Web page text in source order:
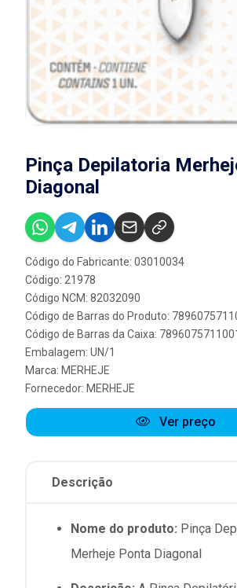
Pinça Depilatoria
Diagonal
Código do Fabricante: 03010034
Código: 21978
Código NCM: 82032090
Código de Barras do Produto:
Código de Barras da Caixa:
Embalagem: UN/1
Marca: MERHEJE
Fornecedor: MERHEJE
Ver preço
Descrição
Nome do produto: Pinça
Merheje Ponta Diagonal